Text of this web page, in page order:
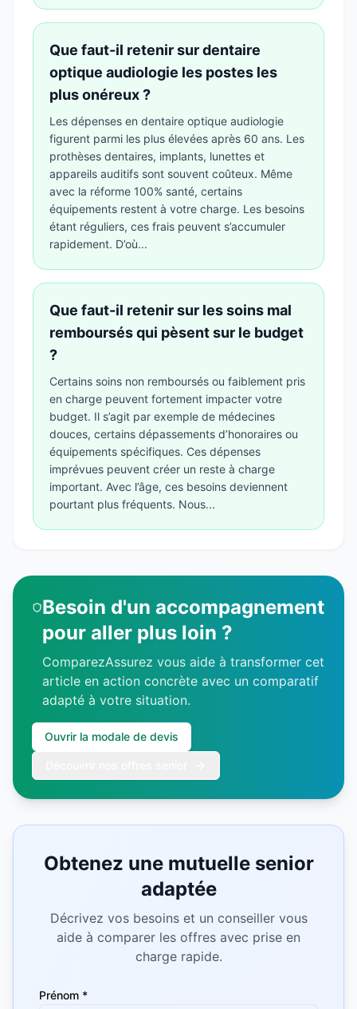
Que faut-il retenir sur dentaire
optique audiologie les postes les
plus onéreux ?
Les dépenses en dentaire optique audiologie
figurent parmi les plus élevées après 60 ans. Les
prothèses dentaires, implants, lunettes et
appareils auditifs sont souvent coûteux. Même
avec la réforme 100% santé, certains
équipements restent à votre charge. Les besoins
étant réguliers, ces frais peuvent s’accumuler
rapidement. D’où...
Que faut-il retenir sur les soins mal
remboursés qui pèsent sur le budget
?
Certains soins non remboursés ou faiblement pris
en charge peuvent fortement impacter votre
budget. Il s’agit par exemple de médecines
douces, certains dépassements d’honoraires ou
équipements spécifiques. Ces dépenses
imprévues peuvent créer un reste à charge
important. Avec l’âge, ces besoins deviennent
pourtant plus fréquents. Nous...
Besoin d'un accompagnement
pour aller plus loin ?
ComparezAssurez vous aide à transformer cet
article en action concrète avec un comparatif
adapté à votre situation.
Ouvrir la modale de devis
Obtenez une mutuelle senior
adaptée
Décrivez vos besoins et un conseiller vous
aide à comparer les offres avec prise en
charge rapide.
Prénom *